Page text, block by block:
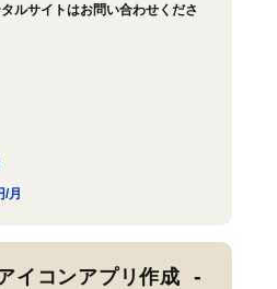
ルサイトはお問い合わせくださ
/月
イコンアプリ作成